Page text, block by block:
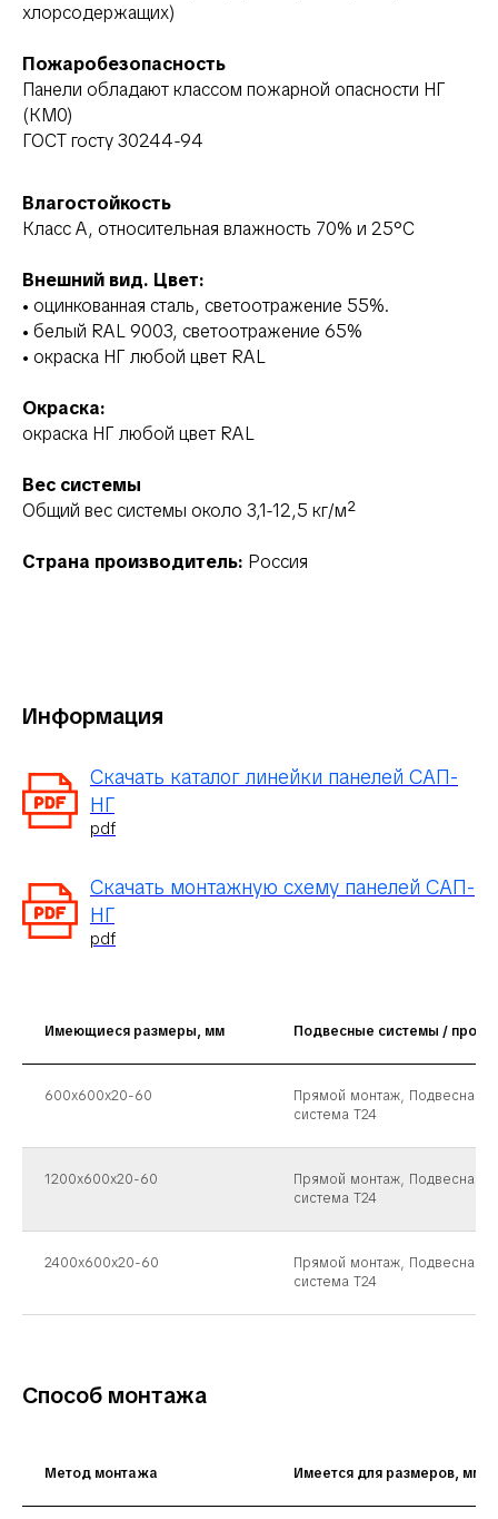
хлорсодержащих)
Пожаробезопасность
Панели обладают классом пожарной опасности НГ
(КМ0)
ГОСТ госту 30244-94
Влагостойкость
Класс A, относительная влажность 70% и 25°C
Внешний вид. Цвет:
• оцинкованная сталь, светоотражение 55%.
• белый RAL 9003, светоотражение 65%
• окраска НГ любой цвет RAL
Окраска:
окраска НГ любой цвет RAL
Вес системы
Общий вес системы около 3,1-12,5 кг/м²
Страна производитель: Россия
Информация
Скачать каталог линейки панелей САП-
НГ
pdf
Скачать монтажную схему панелей САП-
НГ
pdf
Имеющиеся размеры, мм Подвесные системы /
600х600х20-60
Прямой монтаж, Подвесная
система T24
1200x600x20-60
Прямой монтаж, Подвесная
система T24
2400x600x20-60
Прямой монтаж, Подвесная
система T24
Способ монтажа
Метод монтажа Имеется для размеров, мм